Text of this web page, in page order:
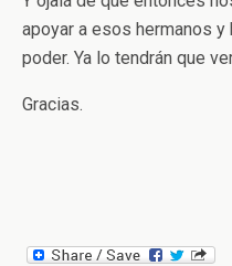
apoyar a esos hermanos y
poder. Ya lo tendrán que
Gracias.